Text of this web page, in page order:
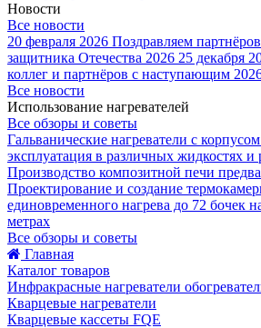
Новости
Все новости
20 февраля 2026 Поздравляем
защитника Отечества 2026 25 декабря
коллег и партнёров с наступающим
Все новости
Использование нагревателей
Все обзоры и советы
Гальванические нагреватели с
эксплуатация в различных жидкостях и
Производство композитной печи
Проектирование и создание
единовременного нагрева до 72 бочек
метрах
Все обзоры и советы
Главная
Каталог товаров
Инфракрасные нагреватели
Кварцевые нагреватели
Кварцевые кассеты FQE